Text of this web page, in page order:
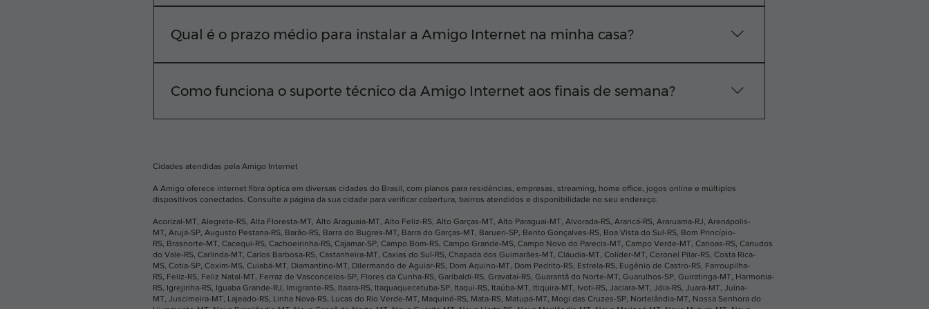
rua, basta digitar seu CEP em nosso site ou chamar nossa equipe diretamente pelo WhatsApp.
Qual é o prazo médio para instalar a Amigo Internet na minha casa?
equipe técnica realiza a instalação na sua residência em até 2 dias úteis.
Como funciona o suporte técnico da Amigo Internet aos finais de semana?
Cidades atendidas pela Amigo Internet
A Amigo oferece internet fibra óptica em diversas cidades do Brasil, com planos para residências, empresas, streaming, home office, jogos online e múltiplos
dispositivos conectados. Consulte a página da sua cidade para verificar cobertura, bairros atendidos e disponibilidade no seu endereço.
Acorizal-MT, Alegrete-RS, Alta Floresta-MT, Alto Araguaia-MT, Alto Feliz-RS, Alto Garças-MT, Alto Paraguai-MT, Alvorada-RS, Araricá-RS, Araruama-RJ, Arenápolis-
MT, Arujá-SP, Augusto Pestana-RS, Barão-RS, Barra do Bugres-MT, Barra do Garças-MT, Barueri-SP, Bento Gonçalves-RS, Boa Vista do Sul-RS, Bom Princípio-
RS, Brasnorte-MT, Cacequi-RS, Cachoeirinha-RS, Cajamar-SP, Campo Bom-RS, Campo Grande-MS, Campo Novo do Parecis-MT, Campo Verde-MT, Canoas-RS, Canudos
do Vale-RS, Carlinda-MT, Carlos Barbosa-RS, Castanheira-MT, Caxias do Sul-RS, Chapada dos Guimarães-MT, Cláudia-MT, Colíder-MT, Coronel Pilar-RS, Costa Rica-
MS, Cotia-SP, Coxim-MS, Cuiabá-MT, Diamantino-MT, Dilermando de Aguiar-RS, Dom Aquino-MT, Dom Pedrito-RS, Estrela-RS, Eugênio de Castro-RS, Farroupilha-
RS, Feliz-RS, Feliz Natal-MT, Ferraz de Vasconcelos-SP, Flores da Cunha-RS, Garibaldi-RS, Gravataí-RS, Guarantã do Norte-MT, Guarulhos-SP, Guiratinga-MT, Harmonia-
RS, Igrejinha-RS, Iguaba Grande-RJ, Imigrante-RS, Itaara-RS, Itaquaquecetuba-SP, Itaqui-RS, Itaúba-MT, Itiquira-MT, Ivoti-RS, Jaciara-MT, Jóia-RS, Juara-MT, Juína-
MT, Juscimeira-MT, Lajeado-RS, Linha Nova-RS, Lucas do Rio Verde-MT, Maquiné-RS, Mata-RS, Matupá-MT, Mogi das Cruzes-SP, Nortelândia-MT, Nossa Senhora do